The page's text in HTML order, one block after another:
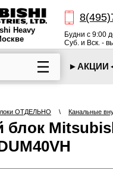
Heavy
Будни с 9:00
Суб. и Вск. -
ОТДЕЛЬНО \ Канальные
блок